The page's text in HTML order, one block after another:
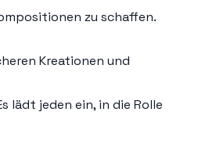
zu schaffen.
Kreationen und
lädt jeden ein, in die Rolle